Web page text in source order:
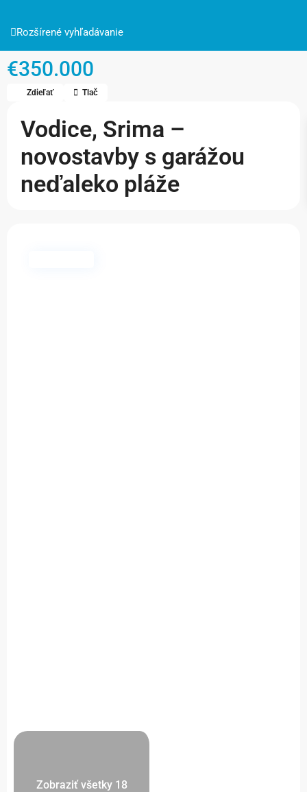
Rozšírené vyhľadávanie
€350.000
Zdieľať Tlač
Vodice, Srima –
novostavby s garážou
neďaleko pláže
Zobraziť všetky 18